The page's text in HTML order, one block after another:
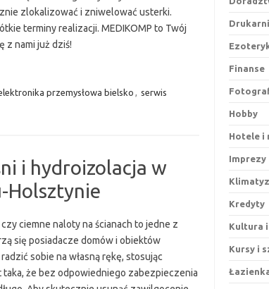
zlokalizować i zniwelować usterki.
terminy realizacji. MEDIKOMP to Twój
z nami już dziś!
przemysłowa bielsko , serwis
i hydroizolacja w
Holsztynie
ciemne naloty na ścianach to jedne z
się posiadacze domów i obiektów
sobie na własną rękę, stosując
że bez odpowiedniego zabezpieczenia
Finanse
Hobby
Hotele i
Imprezy
Kredyty
Kultura
Kursy i